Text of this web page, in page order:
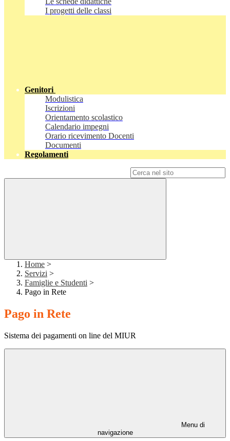
I progetti delle classi
Genitori
Modulistica
Iscrizioni
Orientamento scolastico
Calendario impegni
Orario ricevimento Docenti
Documenti
Regolamenti
Home >
Servizi >
Famiglie e Studenti >
Pago in Rete
Pago in Rete
Sistema dei pagamenti on line del MIUR
Menu di
navigazione